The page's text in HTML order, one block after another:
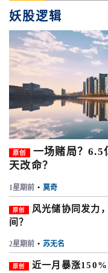
妖股逻辑
原创
一场赌局？6.5
天改命？
1星期前 • 莫奇
原创
风光储协同发力
间？
2星期前 • 苏无名
原创
近一月暴涨